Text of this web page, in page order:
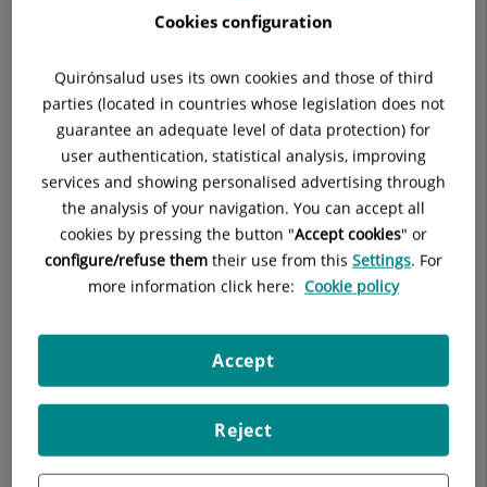
migraña
eficacia
enzima
como
tratamiento
asistentes a la XXI
edición del
Congreso Mundial
de Neurología 2013,
que se celebra
hasta el 26 de
septiembre en Viena
(Austria), los
reveladores
que este tipo de cefalea primaria, que afecta a un 15% de la
población, tiene en la mayoría de los casos un origen
digestivo, y que en un 87% de los casos se puede tratar desde
la prevención, con un alimento dietético, sin efectos
secundarios.
Cookies configuration
Quirónsalud uses its own cookies and those of third
parties (located in countries whose legislation does not
guarantee an adequate level of data protection) for
user authentication, statistical analysis, improving
services and showing personalised advertising through
the analysis of your navigation. You can accept all
cookies by pressing the button "Accept cookies" or
configure/refuse them their use from this Settings. For
more information click here: Cookie policy
Reject
Accept